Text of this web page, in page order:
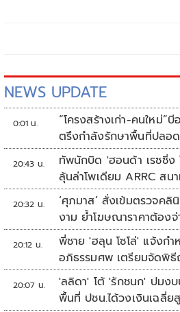
NEWS UPDATE
0:01 น.
“โครงสร้างเก่า-คนใหม่”บีอ
ตรึงกำลังรักษาพื้นที่ปลอ
20:43 น.
ทัพนักบิด 'ฮอนด้า เรซซิ่ง
ลุ้นล่าโพเดียม ARRC ส
กา
20:32 น.
‘ศุภมาส’ สั่งเข้มตรวจคลิ
งาม ย้ำโฆษณาราคาต้องจ่
20:12 น.
พี่ชาย 'ฮลุน โซโล่' แจ้งก
อภิธรรมศพ เตรียมจัดพิธี
ส.ค.
20:07 น.
'ลลิดา' โต้ 'รักชนก' ปมง
พื้นที่ ปชน.ได้วงเงินเฉลี่ย